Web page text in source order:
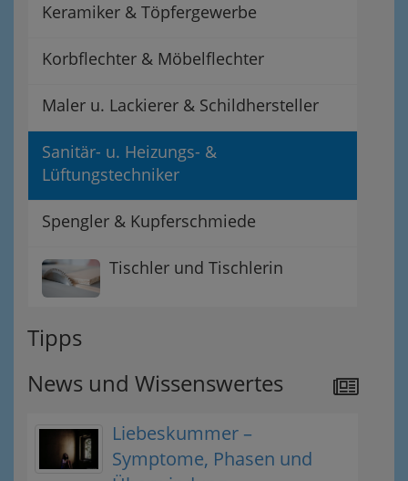
Keramiker & Töpfergewerbe
Korbflechter & Möbelflechter
Maler u. Lackierer & Schildhersteller
Sanitär- u. Heizungs- &
Lüftungstechniker
Spengler & Kupferschmiede
Tischler und Tischlerin
Tipps
News und Wissenswertes
Liebeskummer –
Symptome, Phasen und